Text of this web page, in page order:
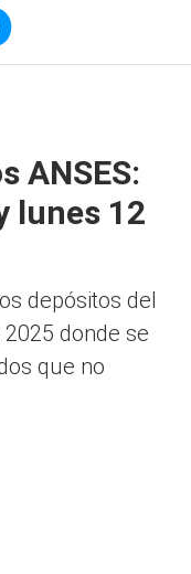
ANSES:
lunes 12
depósitos del
donde se
que no